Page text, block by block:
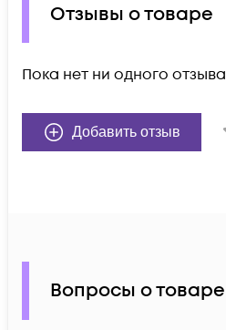
Отзывы о товаре
Пока нет ни одного отзыва
Добавить отзыв
Вопросы о товаре